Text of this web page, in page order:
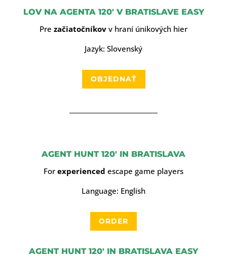
LOV NA AGENTA 120′ V BRATISLAVE EASY
Pre začiatočníkov v hraní únikových hier
Jazyk: Slovenský
OBJEDNAŤ
AGENT HUNT 120′ IN BRATISLAVA
For experienced escape game players
Language: English
ORDER
AGENT HUNT 120′ IN BRATISLAVA EASY